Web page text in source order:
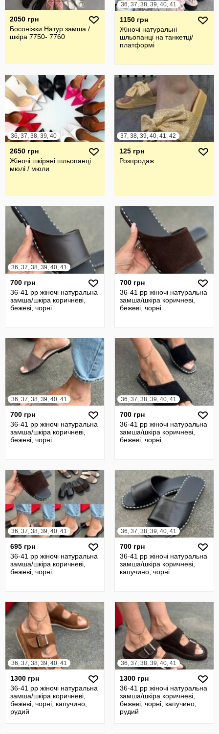
2050 грн
Босоніжки Натур замша /
шкіра 7750- 7760
36, 37, 38, 39, 40, 41
1150 грн
Жіночі натуральні
шльопанці на танкетці/
платформі
36, 37, 38, 39, 40
2650 грн
Жіночі шкіряні шльопанці
мюлі / мюли
37, 38, 39, 40, 41, 42
125 грн
Розпродаж
36, 37, 38, 39, 40, 41
700 грн
36-41 рр жіночі натуральна
замша/шкіра коричневі,
бежеві, чорні
700 грн
36-41 рр жіночі натуральна
замша/шкіра коричневі,
бежеві, чорні
36, 37, 38, 39, 40, 41
700 грн
36-41 рр жіночі натуральна
замша/шкіра коричневі,
бежеві, чорні
36, 37, 38, 39, 40, 41
700 грн
36-41 рр жіночі натуральна
замша/шкіра коричневі,
бежеві, чорні
36, 37, 38, 39, 40, 41
695 грн
36-41 рр жіночі натуральна
замша/шкіра коричневі,
бежеві, чорні
36, 37, 38, 39, 40, 41
700 грн
36-41 рр жіночі натуральна
замша/шкіра коричневі,
капучино, чорні
36, 37, 38, 39, 40, 41
1300 грн
36-41 рр жіночі натуральна
замша/шкіра коричневі,
бежеві, чорні, капучино,
рудий
36, 37, 38, 39, 40, 41
1300 грн
36-41 рр жіночі натуральна
замша/шкіра коричневі,
бежеві, чорні, капучино,
рудий